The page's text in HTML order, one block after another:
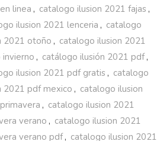
linea , catalogo ilusion 2021 fajas ,
ilusion 2021 lenceria , catalogo
2021 otoño , catalogo ilusion 2021
, catálogo ilusión 2021 pdf,
ilusion 2021 pdf gratis , catalogo
2021 pdf mexico , catalogo ilusion
, catalogo ilusion 2021
verano , catalogo ilusion 2021
verano pdf, catalogo ilusion 2021